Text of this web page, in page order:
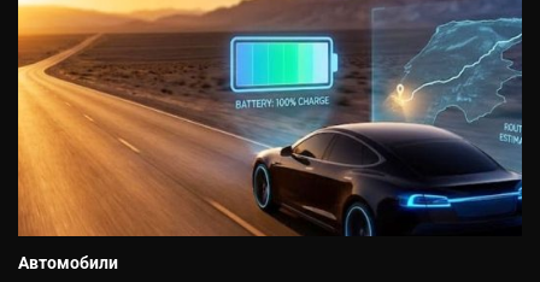
Автомобили